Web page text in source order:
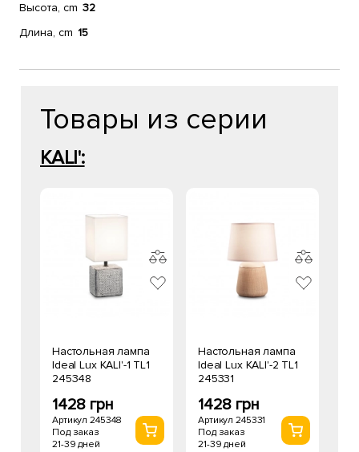
Высота, cm 32
Длина, cm 15
Товары из серии
KALI':
Настольная лампа
Ideal Lux KALI'-1 TL1
245348
1428 грн
Артикул 245348
Под заказ
21-39 дней
Настольная лампа
Ideal Lux KALI'-2 TL1
245331
1428 грн
Артикул 245331
Под заказ
21-39 дней